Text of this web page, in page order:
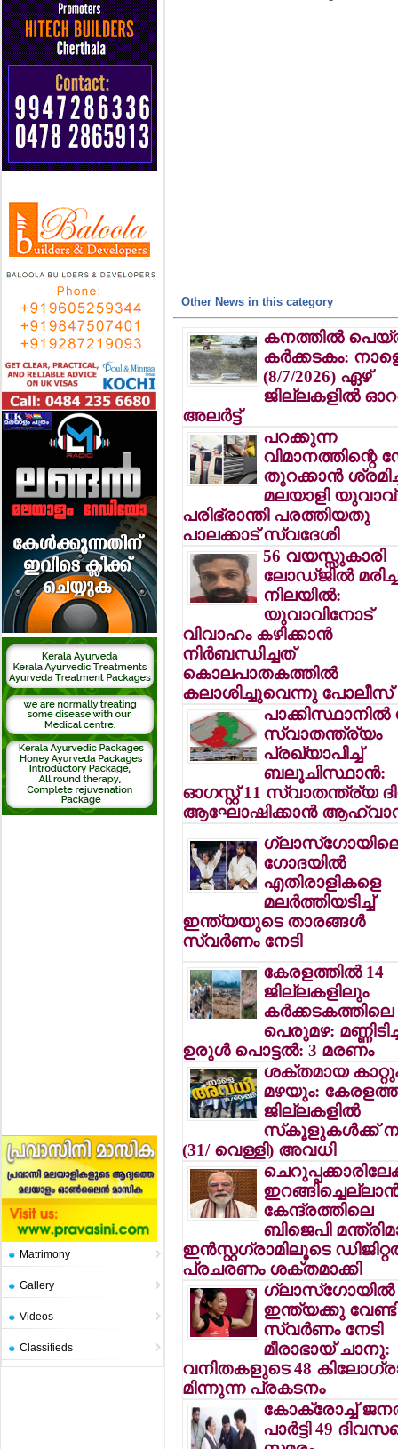
Matrimony
Gallery
Videos
Classifieds
Other News in this category
കനത്തില്‍
കര്‍ക്കടകം:
(8/7/2026) ഏഴ്
ജില്ലകളില്‍
അലര്‍ട്ട്
പറക്കുന്ന
വിമാനത്തിന്റെ
തുറക്കാന്‍
മലയാളി
പരിഭ്രാന്തി പരത്തിയതു
പാലക്കാട് സ്വദേശി
56 വയസ്സുകാരി
ലോഡ്ജില്‍
നിലയില്‍:
യുവാവിനോട്
വിവാഹം കഴിക്കാന്‍
നിര്‍ബന്ധിച്ചത്
കൊലപാതകത്തില്‍
കലാശിച്ചുവെന്നു പോലീസ്
പാക്കിസ്ഥാനില്‍
സ്വാതന്ത്ര്യം
പ്രഖ്യാപിച്ച്
ബലൂചിസ്ഥാന്‍:
ഓഗസ്റ്റ് 11 സ്വാതന്ത്ര്യ
ആഘോഷിക്കാന്‍
ഗോദയില്‍
എതിരാളികളെ
മലര്‍ത്തിയടിച്ച്
ഇന്ത്യയുടെ താരങ്ങള്‍
സ്വര്‍ണം നേടി
കേരളത്തില്‍ 14
ജില്ലകളിലും
കര്‍ക്കടകത്തിലെ
പെരുമഴ:
ഉരുള്‍ പൊട്ടല്‍: 3 മരണം
ശക്തമായ
മഴയും:
ജില്ലകളില്‍
സ്‌കൂളുകള്‍ക്ക്
(31/ വെള്ളി) അവധി
കേന്ദ്രത്തിലെ
ബിജെപി
ഇന്‍സ്റ്റഗ്രാമിലൂടെ
പ്രചരണം ശക്തമാക്കി
ഗ്ലാസ്ഗോയില്‍
ഇന്ത്യക്കു
സ്വര്‍ണം നേടി
മീരാഭായ് ചാനു:
വനിതകളുടെ 48
മിന്നുന്ന പ്രകടനം
കോക്രോച്ച്
പാര്‍ട്ടി 49